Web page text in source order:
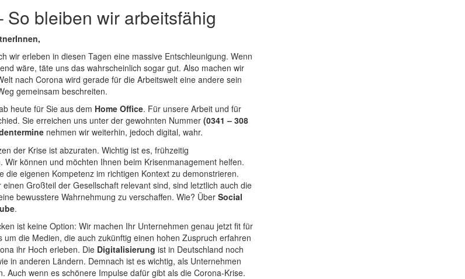
So bleiben wir arbeitsfähig
wir erleben in diesen Tagen eine massive Entschleunigung. Wenn
wäre, täte uns das wahrscheinlich sogar gut. Also machen wir
nach Corona wird gerade für die Arbeitswelt eine andere sein
gemeinsam beschreiten.
heute für Sie aus dem Home Office. Für unsere Arbeit und für
Sie erreichen uns unter der gewohnten Nummer (0341 – 308
nehmen wir weiterhin, jedoch digital, wahr.
der Krise ist abzuraten. Wichtig ist es, frühzeitig
Wir können und möchten Ihnen beim Krisenmanagement helfen.
die eigenen Kompetenz im richtigen Kontext zu demonstrieren.
Großteil der Gesellschaft relevant sind, sind letztlich auch die
bewusstere Wahrnehmung zu verschaffen. Wie? Über Social
.
ist keine Option: Wir machen Ihr Unternehmen genau jetzt fit für
die Medien, die auch zukünftig einen hohen Zuspruch erfahren
ihr Hoch erleben. Die Digitalisierung ist in Deutschland noch
in anderen Ländern. Demnach ist es wichtig, als Unternehmen
Auch wenn es schönere Impulse dafür gibt als die Corona-Krise.